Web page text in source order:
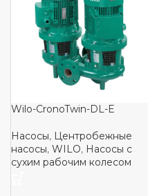
Wilo-CronoTwin-DL-E
Насосы, Центробежные
насосы, WILO, Насосы с
сухим рабочим колесом